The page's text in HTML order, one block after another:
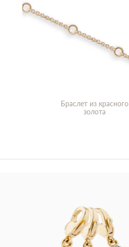
Браслет из красного
золота